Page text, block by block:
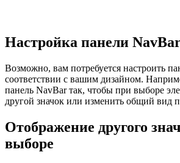
Настройка панели
Возможно, вам потребуется настроить
соответствии с вашим дизайном.
панель NavBar так, чтобы при выборе
другой значок или изменить общий вид
Отображение другого
выборе